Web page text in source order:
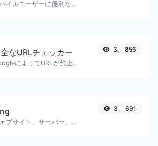
モバイルユーザーに便利な、正確な開始タイムスタンプ付きのYouTubeリンクを生成しました。
なURLチェッカー
GoogleによってURLが禁止され、安全/危険とマークされているかどうかを確認します。
3、 856
ウェブサイト、サーバー、またはポートをpingします。
3、 691